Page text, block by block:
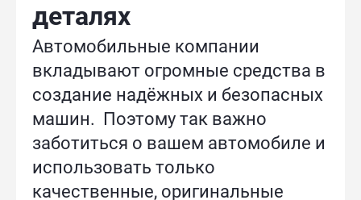
деталях
Автомобильные компании
вкладывают огромные средства в
создание надёжных и безопасных
машин. Поэтому так важно
заботиться о вашем автомобиле и
использовать только
качественные, оригинальные